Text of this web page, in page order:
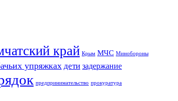
край Крым МЧС Минобороны
упряжках дети задержание
предпринимательство прокуратура